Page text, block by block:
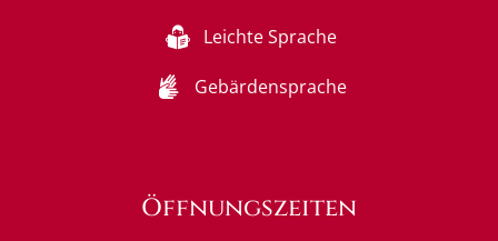
Leichte Sprache
Gebärdensprache
Öffnungszeiten